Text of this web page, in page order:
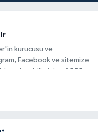
kurucusu ve
Facebook ve sitemize
bize ulaşabilirsiniz - 0555